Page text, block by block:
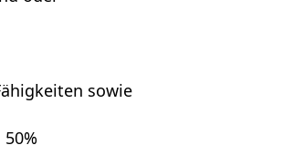
sowie